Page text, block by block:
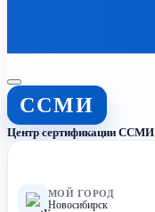
ССМИ
Центр сертификации ССМИ
МОЙ ГОРОД
Новосибирск